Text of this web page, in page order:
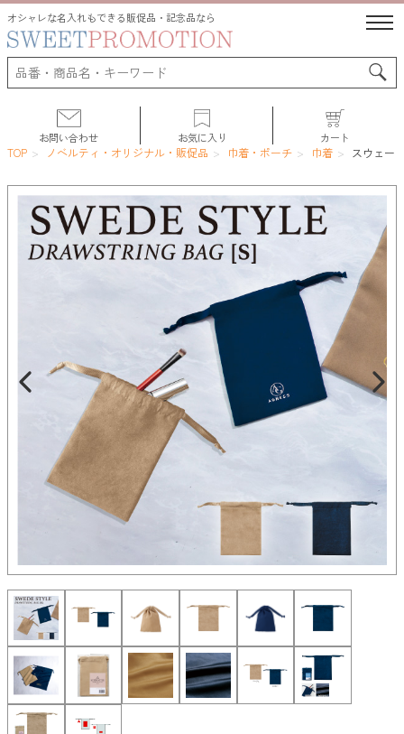
オシャレな名入れもできる販促品・記念品なら
お問い合わせ お気に入り カート
サポート
初めての方へ
よくある質問
ご注文・包装について
営業日カレンダー
キーワード検索
TOP ノベルティ・オリジナル・販促品 巾着・ポーチ 巾着 スウェー